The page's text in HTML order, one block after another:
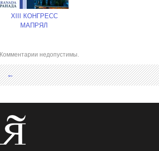
XIII КОНГРЕСС
МАПРЯЛ
Комментарии недопустимы.
←